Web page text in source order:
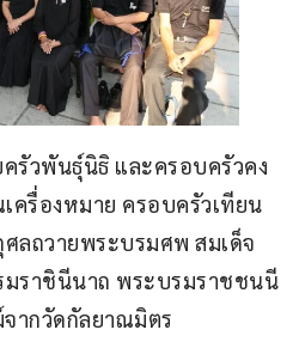
รัวพันธุ์นิธิ และครอบครัวคง
ครื่องหมาย ครอบครัวเทียน
ลถวายพระบรมศพ สมเด็จ
มราชินีนาถ พระบรมราชชนนี
ากวัดกัลยาณมิตร